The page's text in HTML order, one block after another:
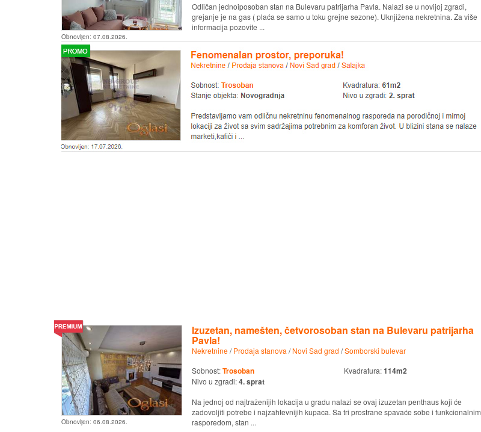
Obnovljen: 07.08.2026.
Odličan jednoiposoban stan na Bulevaru patrijarha Pavla. Nalazi se u novijoj zgradi,
grejanje je na gas ( plaća se samo u toku grejne sezone). Uknjižena nekretnina. Za više
informacija pozovite ...
Obnovljen: 06.08.2026.
Izuzetan, namešten, četvorosoban stan na Bulevaru patrijarha
Pavla!
Nekretnine/Prodaja stanova /Novi Sad grad /Somborski bulevar
Sobnost:Trosoban Kvadratura:114m2
Nivo u zgradi:4. sprat
Na jednoj od najtraženijih lokacija u gradu nalazi se ovaj izuzetan penthaus koji će
zadovoljiti potrebe i najzahtevnijih kupaca. Sa tri prostrane spavaće sobe i funkcionalnim
rasporedom, stan ...